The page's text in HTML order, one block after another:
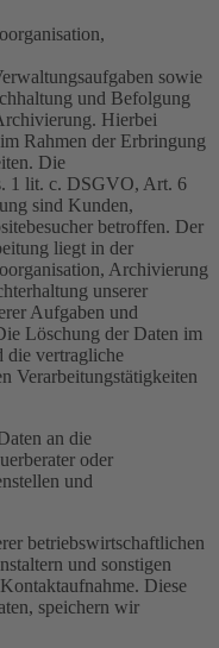
sowie
und Befolgung
Hierbei
Rahmen der Erbringung
Die
1 lit. c. DSGVO, Art. 6
sind Kunden,
betroffen. Der
liegt in der
Archivierung
unserer
Aufgaben und
Löschung der Daten im
die vertragliche
Verarbeitungstätigkeiten
an die
oder
und
betriebswirtschaftlichen
und sonstigen
Diese
speichern wir